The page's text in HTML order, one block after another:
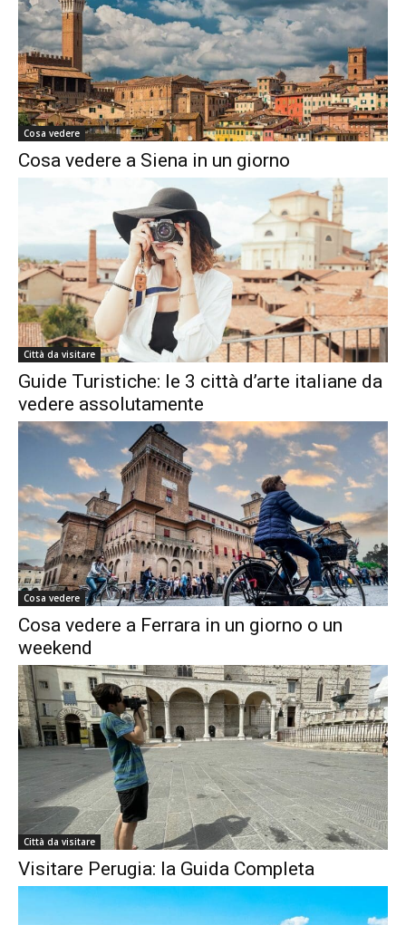
Cosa vedere
Cosa vedere a Siena in un giorno
Città da visitare
Guide Turistiche: le 3 città d’arte italiane da
vedere assolutamente
Cosa vedere
Cosa vedere a Ferrara in un giorno o un
weekend
Città da visitare
Visitare Perugia: la Guida Completa